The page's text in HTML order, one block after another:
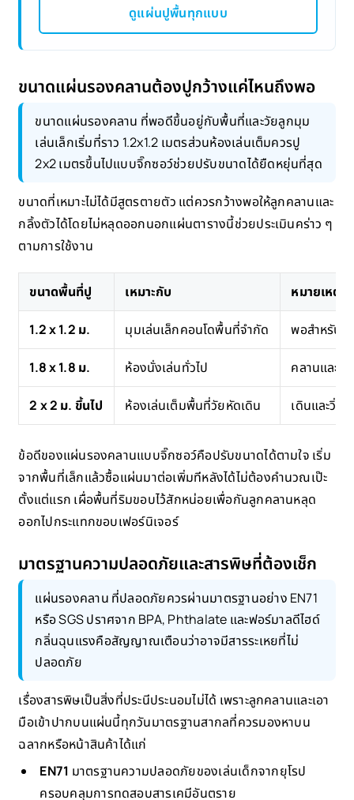
ดูแผ่นปูพื้นทุกแบบ
ขนาดแผ่นรองคลานต้องปูกว้างแค่ไหนถึงพอ
ขนาดแผ่นรองคลาน ที่พอดีขึ้นอยู่กับพื้นที่และวัยลูกมุม
เล่นเล็กเริ่มที่ราว 1.2x1.2 เมตรส่วนห้องเล่นเต็มควรปู
2x2 เมตรขึ้นไปแบบจิ๊กซอว์ช่วยปรับขนาดได้ยืดหยุ่นที่สุด
ขนาดที่เหมาะไม่ได้มีสูตรตายตัว แต่ควรกว้างพอให้ลูกคลานและ
กลิ้งตัวได้โดยไม่หลุดออกนอกแผ่นตารางนี้ช่วยประเมินคร่าว ๆ
ตามการใช้งาน
ขนาดพื้นที่ปู เหมาะกับ หมายเหตุ
1.2 x 1.2 ม. มุมเล่นเล็กคอนโดพื้นที่จำกัด พอสำหรับวั
1.8 x 1.8 ม. ห้องนั่งเล่นทั่วไป คลานและเ
2 x 2 ม. ขึ้นไป ห้องเล่นเต็มพื้นที่วัยหัดเดิน เดินและวิ่ง
ข้อดีของแผ่นรองคลานแบบจิ๊กซอว์คือปรับขนาดได้ตามใจ เริ่ม
จากพื้นที่เล็กแล้วซื้อแผ่นมาต่อเพิ่มทีหลังได้ไม่ต้องคำนวณเป๊ะ
ตั้งแต่แรก เผื่อพื้นที่ริมขอบไว้สักหน่อยเพื่อกันลูกคลานหลุด
ออกไปกระแทกขอบเฟอร์นิเจอร์
มาตรฐานความปลอดภัยและสารพิษที่ต้องเช็ก
แผ่นรองคลาน ที่ปลอดภัยควรผ่านมาตรฐานอย่าง EN71
หรือ SGS ปราศจาก BPA, Phthalate และฟอร์มาลดีไฮด์
กลิ่นฉุนแรงคือสัญญาณเตือนว่าอาจมีสารระเหยที่ไม่
ปลอดภัย
เรื่องสารพิษเป็นสิ่งที่ประนีประนอมไม่ได้ เพราะลูกคลานและเอา
มือเข้าปากบนแผ่นนี้ทุกวันมาตรฐานสากลที่ควรมองหาบน
ฉลากหรือหน้าสินค้าได้แก่
EN71 มาตรฐานความปลอดภัยของเล่นเด็กจากยุโรป
ครอบคลุมการทดสอบสารเคมีอันตราย